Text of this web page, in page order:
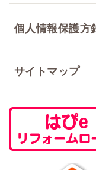
個人情報保護方
サイトマップ